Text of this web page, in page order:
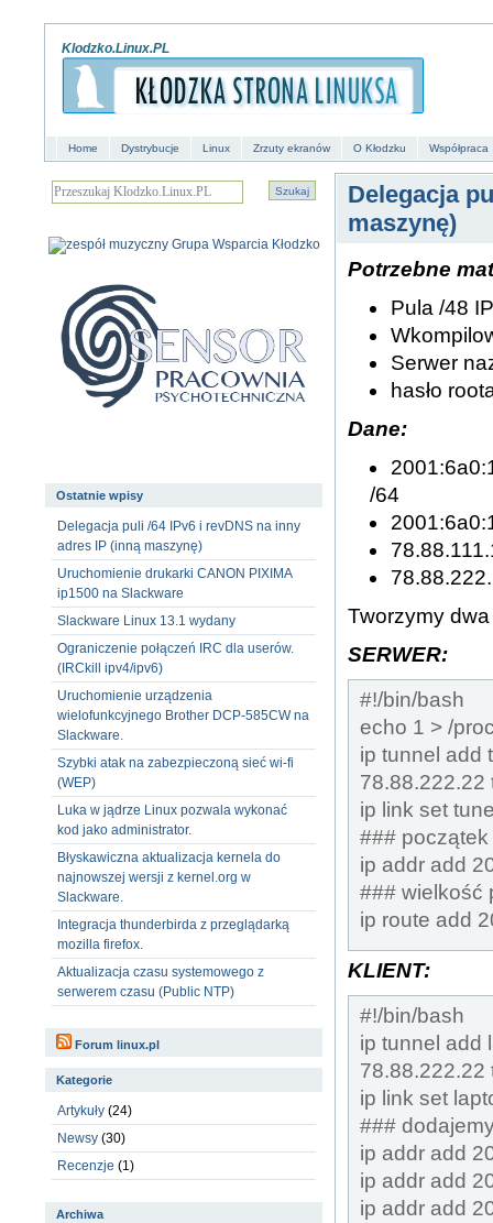
Klodzko.Linux.PL
Home Dystrybucje Linux Zrzuty ekranów O Kłodzku Współpraca
Delegacja
maszynę)
Potrzebne
Pula /48
Serwer
hasło
Dane:
/64
Tworzymy
SERWER:
#!/bin/bash
echo 1 > /
ip tunnel add
78.88.222.22
ip link set
###
ip addr add
### wielkość
ip route add
KLIENT:
#!/bin/bash
ip tunnel add
78.88.222.22
ip link set
###
ip addr add
ip addr add
ip addr add
Ostatnie wpisy
Delegacja puli /64 IPv6 i revDNS na inny
adres IP (inną maszynę)
Uruchomienie drukarki CANON PIXIMA
ip1500 na Slackware
Slackware Linux 13.1 wydany
Ograniczenie połączeń IRC dla userów.
(IRCkill ipv4/ipv6)
Uruchomienie urządzenia
wielofunkcyjnego Brother DCP-585CW na
Slackware.
Szybki atak na zabezpieczoną sieć wi-fi
(WEP)
Luka w jądrze Linux pozwala wykonać
kod jako administrator.
Błyskawiczna aktualizacja kernela do
najnowszej wersji z kernel.org w
Slackware.
Integracja thunderbirda z przeglądarką
mozilla firefox.
Aktualizacja czasu systemowego z
serwerem czasu (Public NTP)
Forum linux.pl
Kategorie
Artykuły (24)
Newsy (30)
Recenzje (1)
Archiwa